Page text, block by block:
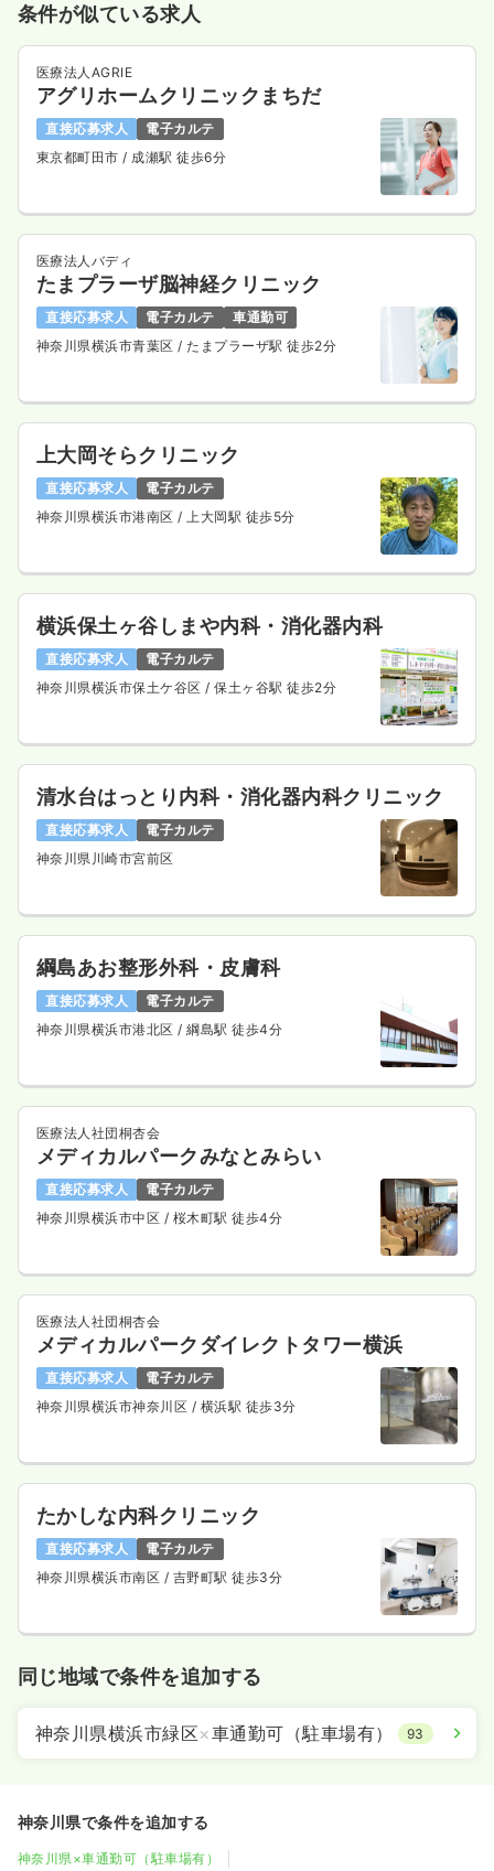
条件が似ている求人
医療法人AGRIE
アグリホームクリニックまちだ
直接応募求人
電子カルテ
東京都町田市 / 成瀬駅 徒歩6分
医療法人バディ
たまプラーザ脳神経クリニック
直接応募求人 電子カルテ
車通勤可
神奈川県横浜市青葉区 / たまプラーザ駅 徒歩2分
上大岡そらクリニック
直接応募求人
電子カルテ
神奈川県横浜市港南区 / 上大岡駅 徒歩5分
横浜保土ヶ谷しまや内科・消化器内科
直接応募求人
電子カルテ
神奈川県横浜市保土ケ谷区 / 保土ヶ谷駅 徒歩2分
清水台はっとり内科・消化器内科クリニック
直接応募求人
電子カルテ
神奈川県川崎市宮前区
綱島あお整形外科・皮膚科
直接応募求人
電子カルテ
神奈川県横浜市港北区 / 綱島駅 徒歩4分
医療法人社団桐杏会
メディカルパークみなとみらい
直接応募求人
電子カルテ
神奈川県横浜市中区 / 桜木町駅 徒歩4分
医療法人社団桐杏会
メディカルパークダイレクトタワー横浜
直接応募求人
電子カルテ
神奈川県横浜市神奈川区 / 横浜駅 徒歩3分
たかしな内科クリニック
直接応募求人
電子カルテ
神奈川県横浜市南区 / 吉野町駅 徒歩3分
同じ地域で条件を追加する
神奈川県横浜市緑区×車通勤可（駐車場有） 93
神奈川県で条件を追加する
神奈川県×車通勤可（駐車場有）